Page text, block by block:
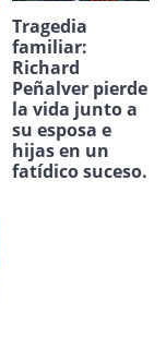
Tragedia
familiar:
Richard
Peñalver pierde
la vida junto a
su esposa e
hijas en un
fatídico suceso.